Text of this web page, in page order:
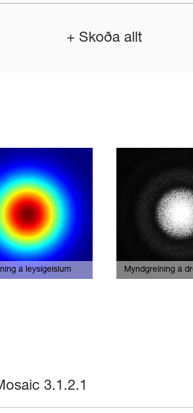
+ Skoða allt
á leysigeislum Myndgreining á
3.1.2.1